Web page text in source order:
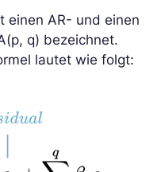
einen AR- und einen
q) bezeichnet.
lautet wie folgt: